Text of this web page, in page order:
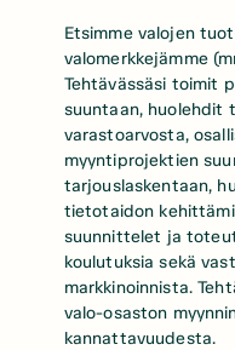
Etsimme valojen
valomerkkejämme
Tehtävässäsi toimit
suuntaan, huolehdit
varastoarvosta,
myyntiprojektien
tarjouslaskentaan,
tietotaidon
suunnittelet ja
koulutuksia sekä
markkinoinnista.
valo-osaston
kannattavuudesta.